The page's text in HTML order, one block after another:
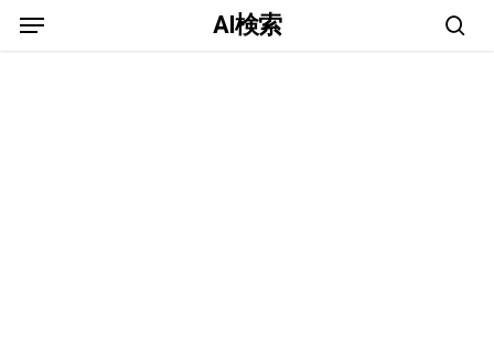
Skip
AI検索
Menu